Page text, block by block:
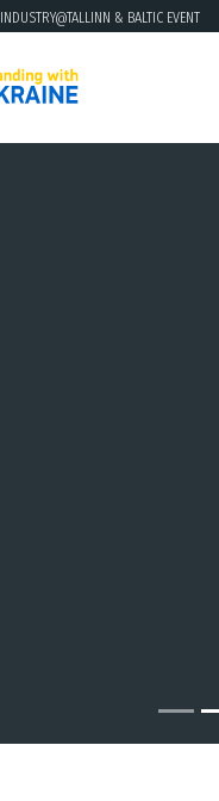
INDUSTRY@TALLINN & BALTIC EVENT